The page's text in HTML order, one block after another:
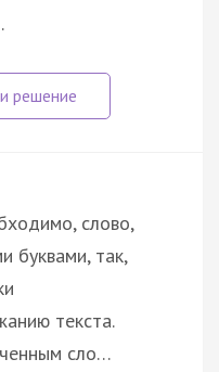
слово,
буквами, так,
текста.
сло…